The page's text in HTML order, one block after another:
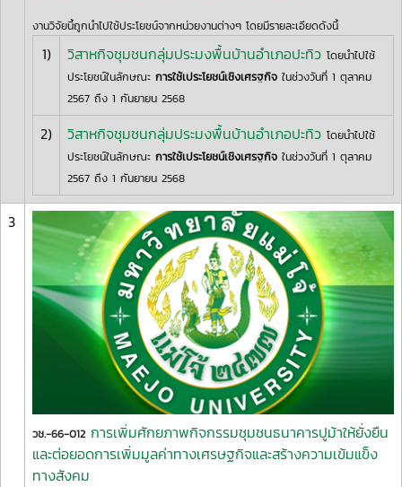
งานวิจัยนี้ถูกนำไปใช้ประโยชน์จากหน่วยงานต่างๆ โดยมีรายละเอียดดังนี้
1) วิสาหกิจชุมชนกลุ่มประมงพื้นบ้านอำเภอปะทิว โดยนำไปใช้
ประโยชน์ในลักษณะ การใช้เประโยชน์เชิงเศรฐกิจ ในช่วงวันที่ 1 ตุลาคม
2567 ถึง 1 กันยายน 2568
2) วิสาหกิจชุมชนกลุ่มประมงพื้นบ้านอำเภอปะทิว โดยนำไปใช้
ประโยชน์ในลักษณะ การใช้เประโยชน์เชิงเศรฐกิจ ในช่วงวันที่ 1 ตุลาคม
2567 ถึง 1 กันยายน 2568
3
วช.-66-012 การเพิ่มศักยภาพกิจกรรมชุมชนธนาคารปูม้าให้ยั่งยืน
และต่อยอดการเพิ่มมูลค่าทางเศรษฐกิจและสร้างความเข้มแข็ง
ทางสังคม